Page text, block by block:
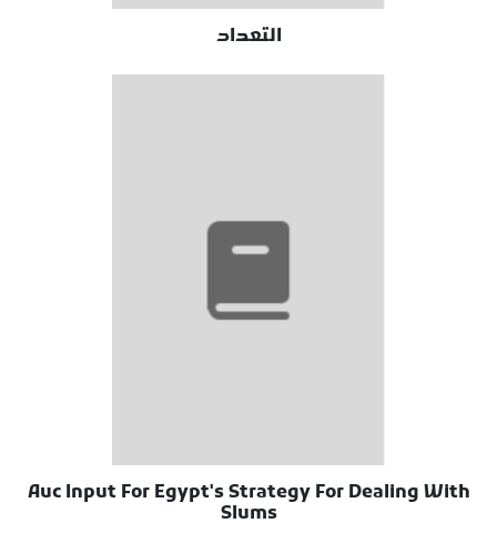
التعداد
Auc Input For Egypt's Strategy For Dealing With
Slums